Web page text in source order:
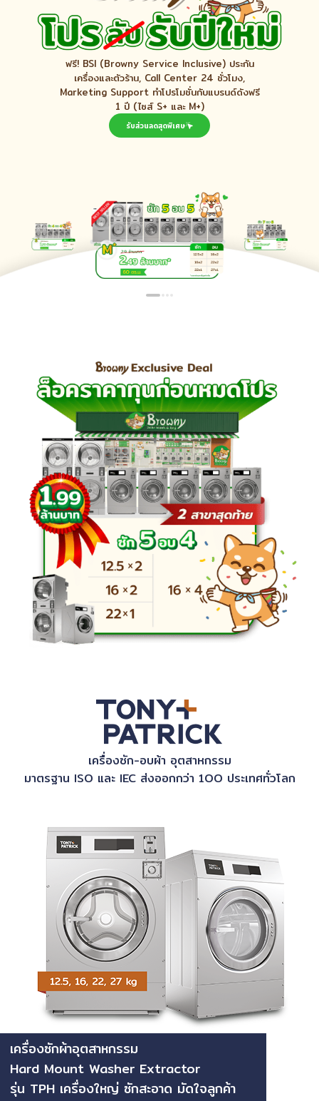
ฟรี! BSI (Browny Service Inclusive) ประกัน
เครื่องและตัวร้าน, Call Center 24 ชั่วโมง,
Marketing Support ทำโปรโมชั่นกับแบรนด์ดังฟรี
1 ปี (ไซส์ S+ และ M+)
รับส่วนลดสุดพิเศษ
เครื่องซัก-อบผ้า อุตสาหกรรม
มาตรฐาน ISO และ IEC ส่งออกกว่า 1OO ประเทศทั่วโลก
เครื่องซักผ้าอุตสาหกรรม
Hard Mount Washer Extractor
รุ่น TPH เครื่องใหญ่ ซักสะอาด มัดใจลูกค้า